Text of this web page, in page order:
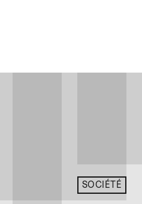
SOCIÉTÉ